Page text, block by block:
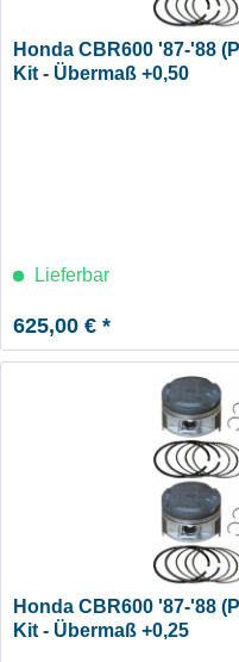
Honda CBR600 '87-'88
Kit - Übermaß +0,50
Lieferbar
625,00 € *
Honda CBR600 '87-'88
Kit - Übermaß +0,25